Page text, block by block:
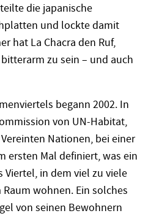
die japanische
und lockte damit
hat La Chacra den Ruf,
zu sein – und auch
begann 2002. In
von UN-Habitat,
Nationen, bei einer
ersten Mal definiert, was ein
Viertel, in dem viel zu viele
wohnen. Ein solches
von seinen Bewohnern